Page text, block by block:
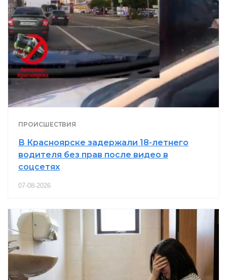
ПРОИСШЕСТВИЯ
В Красноярске задержали 18-летнего
водителя без прав после видео в
соцсетях
07-08-2026